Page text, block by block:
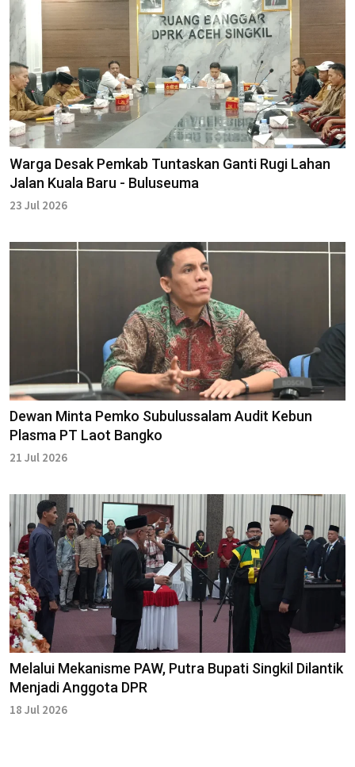
Warga Desak Pemkab Tuntaskan Ganti Rugi Lahan
Jalan Kuala Baru - Buluseuma
23 Jul 2026
Dewan Minta Pemko Subulussalam Audit Kebun
Plasma PT Laot Bangko
21 Jul 2026
Melalui Mekanisme PAW, Putra Bupati Singkil Dilantik
Menjadi Anggota DPR
18 Jul 2026